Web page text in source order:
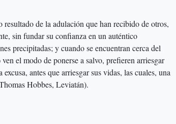
de la adulación que han recibido de otros,
sin fundar su confianza en un auténtico
precipitadas; y cuando se encuentran cerca del
el modo de ponerse a salvo, prefieren arriesgar
antes que arriesgar sus vidas, las cuales, una
Hobbes, Leviatán).